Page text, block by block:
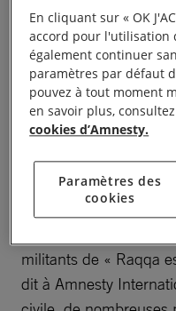
de particules de
sur des bâtiments de
répétée de
des civils risquent
particules en
international
Selon le groupe
assassinée en silence
militants de « Raqqa
dit à Amnesty
En cliquant sur « OK
accord pour l'utilisation
également continuer
paramètres par défaut
pouvez à tout moment
en savoir plus,
cookies d’Amnesty.
Paramètres des
cookies